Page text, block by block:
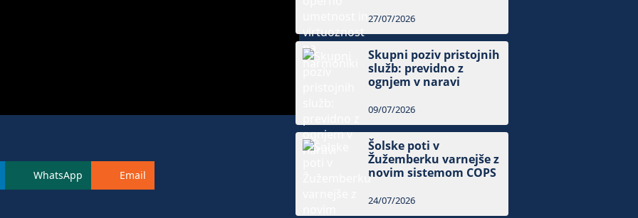
WhatsApp Email
27/07/2026
Skupni poziv pristojnih
služb: previdno z
ognjem v naravi
09/07/2026
Šolske poti v
Žužemberku varnejše z
novim sistemom COPS
24/07/2026